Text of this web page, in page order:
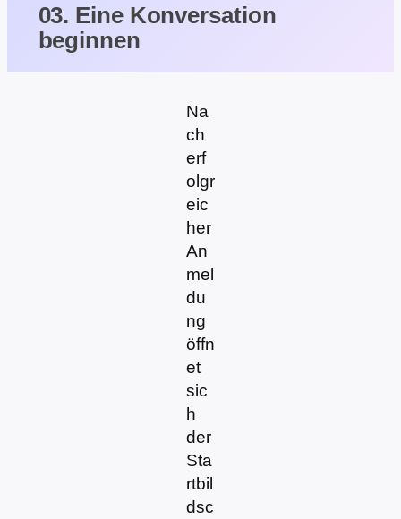
03. Eine Konversation
beginnen
Na
ch
erf
olgr
eic
her
An
mel
du
ng
öffn
et
sic
h
der
Sta
rtbil
dsc